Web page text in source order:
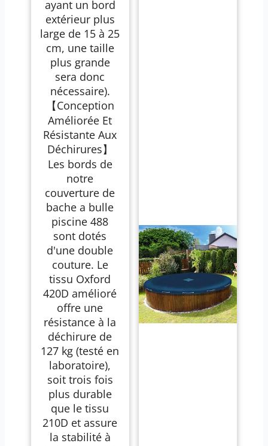
ayant un bord
extérieur plus
large de 15 à 25
cm, une taille
plus grande
sera donc
nécessaire).
【Conception
Améliorée Et
Résistante Aux
Déchirures】
Les bords de
notre
couverture de
bache a bulle
piscine 488
sont dotés
d'une double
couture. Le
tissu Oxford
420D amélioré
offre une
résistance à la
déchirure de
127 kg (testé en
laboratoire),
soit trois fois
plus durable
que le tissu
210D et assure
la stabilité à